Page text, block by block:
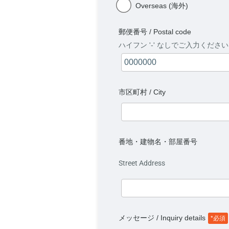
Overseas (海外)
郵便番号 / Postal code
ハイフン '-' なしでご入力くださ
市区町村 / City
番地・建物名・部屋番号
Street Address
メッセージ / Inquiry details *必須